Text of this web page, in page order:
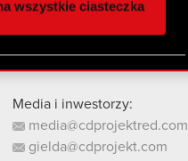
innymi danymi
z naszej witryny,
wszystkie ciasteczka
Media i inwestorzy:
media@cdprojektred.com
gielda@cdprojekt.com